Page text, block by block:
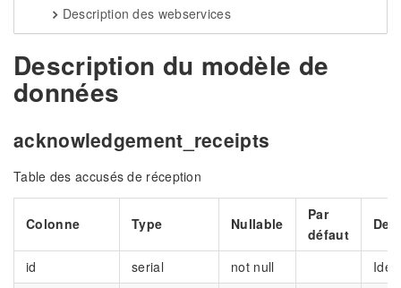
Description des webservices
Description du modèle de
données
acknowledgement_receipts
Table des accusés de réception
Colonne Type Nullable
Par
défaut
id serial not null